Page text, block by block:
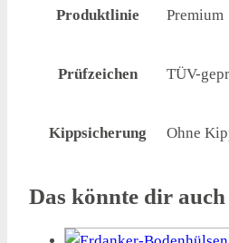
Produktlinie Premium
Prüfzeichen TÜV-
Kippsicherung Ohne
Das könnte dir